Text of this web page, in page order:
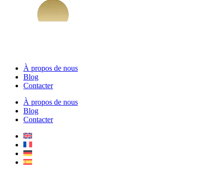
À propos de nous
Blog
Contacter
À propos de nous
Blog
Contacter